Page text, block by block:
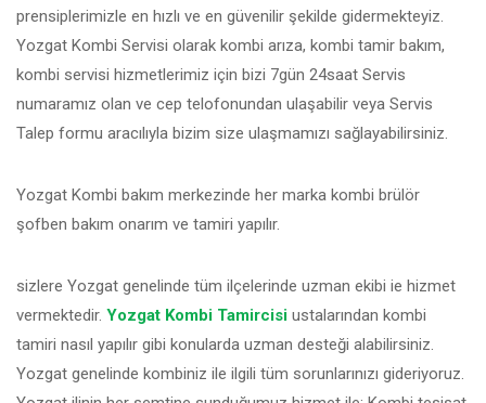
prensiplerimizle en hızlı ve en güvenilir şekilde gidermekteyiz.
Yozgat Kombi Servisi olarak kombi arıza, kombi tamir bakım,
kombi servisi hizmetlerimiz için bizi 7gün 24saat Servis
numaramız olan ve cep telofonundan ulaşabilir veya Servis
Talep formu aracılıyla bizim size ulaşmamızı sağlayabilirsiniz.
Yozgat Kombi bakım merkezinde her marka kombi brülör
şofben bakım onarım ve tamiri yapılır.
sizlere Yozgat genelinde tüm ilçelerinde uzman ekibi ie hizmet
vermektedir. Yozgat Kombi Tamircisi ustalarından kombi
tamiri nasıl yapılır gibi konularda uzman desteği alabilirsiniz.
Yozgat genelinde kombiniz ile ilgili tüm sorunlarınızı gideriyoruz.